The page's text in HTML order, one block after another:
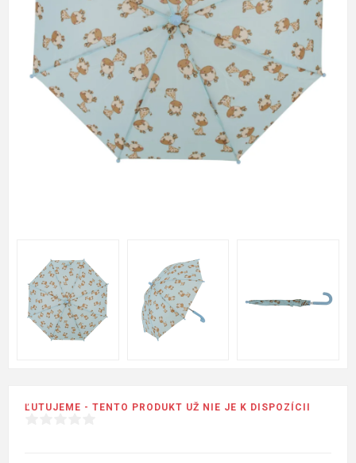
ĽUTUJEME - TENTO PRODUKT UŽ NIE JE K DISPOZÍCII